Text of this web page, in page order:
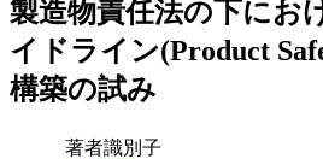
製造物責任法の下にお
イドライン(Product
構築の試み
著者識別子